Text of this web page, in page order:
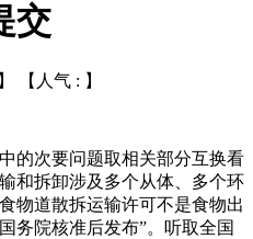
交
【人气 : 】
次要问题取相关部分互换看
和拆卸涉及多个从体、多个环
物道散拆运输许可不是食物出
务院核准后发布”。听取全国